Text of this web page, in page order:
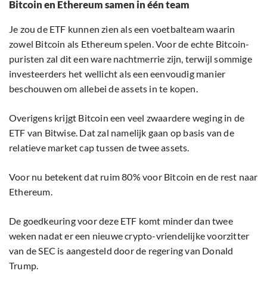
Bitcoin en Ethereum samen in één team
Je zou de ETF kunnen zien als een voetbalteam waarin
zowel Bitcoin als Ethereum spelen. Voor de echte Bitcoin-
puristen zal dit een ware nachtmerrie zijn, terwijl sommige
investeerders het wellicht als een eenvoudig manier
beschouwen om allebei de assets in te kopen.
Overigens krijgt Bitcoin een veel zwaardere weging in de
ETF van Bitwise. Dat zal namelijk gaan op basis van de
relatieve market cap tussen de twee assets.
Voor nu betekent dat ruim 80% voor Bitcoin en de rest naar
Ethereum.
De goedkeuring voor deze ETF komt minder dan twee
weken nadat er een nieuwe crypto-vriendelijke voorzitter
van de SEC is aangesteld door de regering van Donald
Trump.